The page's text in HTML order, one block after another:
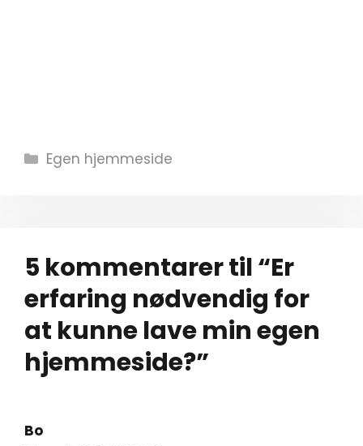
Kategorier
Egen hjemmeside
5 kommentarer til “Er
erfaring nødvendig for
at kunne lave min egen
hjemmeside?”
Bo